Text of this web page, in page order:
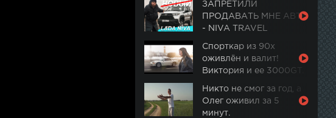
ЗАПРЕТИЛИ
ПРОДАВАТЬ МНЕ АВТО
- NIVA TRAVEL
Спорткар из 90х
оживлён и валит!
Виктория и ее 3000GT.
Никто не смог за год, а
Олег оживил за 5
минут.